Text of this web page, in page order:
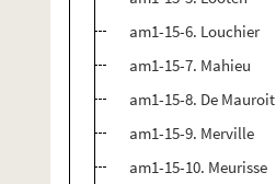
am1-15-6. Louchier
am1-15-7. Mahieu
am1-15-8. De Mauroit
am1-15-9. Merville
am1-15-10. Meurisse